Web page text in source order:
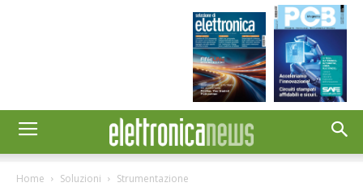
Home Soluzioni Strumentazione